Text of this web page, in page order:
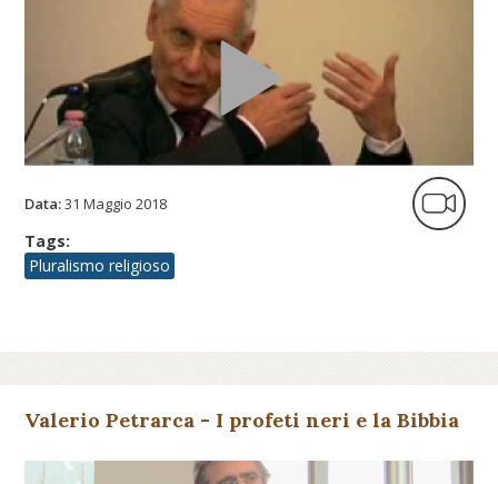
Data:31 Maggio 2018
Tags:
Pluralismo religioso
Valerio Petrarca - I profeti neri e la Bibbia